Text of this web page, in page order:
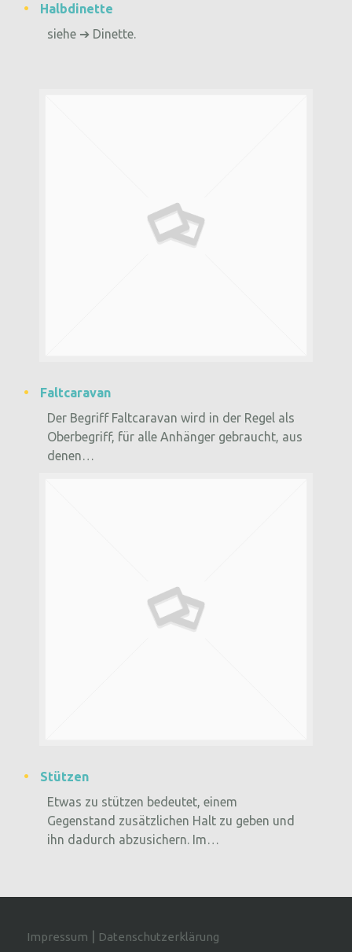
Halbdinette
siehe ➔ Dinette.
Faltcaravan
Der Begriff Faltcaravan wird in der Regel als
Oberbegriff, für alle Anhänger gebraucht, aus
denen…
Stützen
Etwas zu stützen bedeutet, einem
Gegenstand zusätzlichen Halt zu geben und
ihn dadurch abzusichern. Im…
Impressum Datenschutzerklärung